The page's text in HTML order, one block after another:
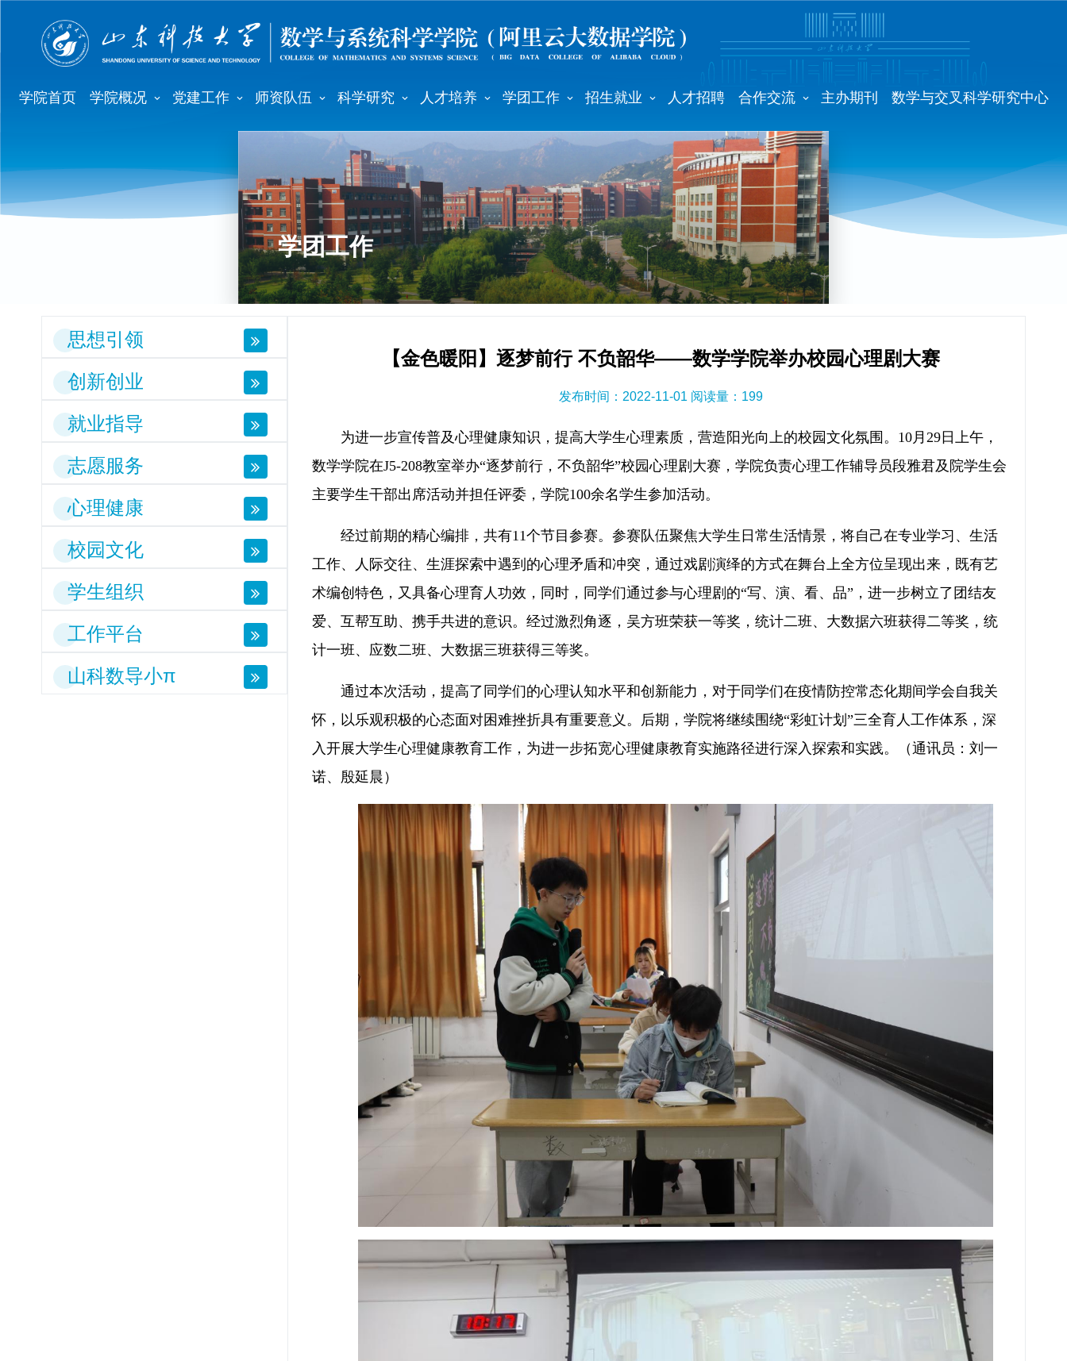
学院首页 学院概况 党建工作 师资队伍 科学研究 人才培养 学团工作 招生就业 人才招聘 合作交流 主办期刊 数学与交叉科学研究中心
学团工作
思想引领
创新创业
就业指导
志愿服务
心理健康
校园文化
学生组织
工作平台
山科数导小π
【金色暖阳】逐梦前行 不负韶华——数学学院举办校园心理剧大赛
发布时间：2022-11-01 阅读量： 199
为进一步宣传普及心理健康知识，提高大学生心理素质，营造阳光向上的校园文化氛围。10月29日上午，
数学学院在J5-208教室举办“逐梦前行，不负韶华”校园心理剧大赛，学院负责心理工作辅导员段雅君及院学生会
主要学生干部出席活动并担任评委，学院100余名学生参加活动。
经过前期的精心编排，共有11个节目参赛。参赛队伍聚焦大学生日常生活情景，将自己在专业学习、生活
工作、人际交往、生涯探索中遇到的心理矛盾和冲突，通过戏剧演绎的方式在舞台上全方位呈现出来，既有艺
术编创特色，又具备心理育人功效，同时，同学们通过参与心理剧的“写、演、看、品”，进一步树立了团结友
爱、互帮互助、携手共进的意识。经过激烈角逐，吴方班荣获一等奖，统计二班、大数据六班获得二等奖，统
计一班、应数二班、大数据三班获得三等奖。
通过本次活动，提高了同学们的心理认知水平和创新能力，对于同学们在疫情防控常态化期间学会自我关
怀，以乐观积极的心态面对困难挫折具有重要意义。后期，学院将继续围绕“彩虹计划”三全育人工作体系，深
入开展大学生心理健康教育工作，为进一步拓宽心理健康教育实施路径进行深入探索和实践。（通讯员：刘一
诺、殷延晨）